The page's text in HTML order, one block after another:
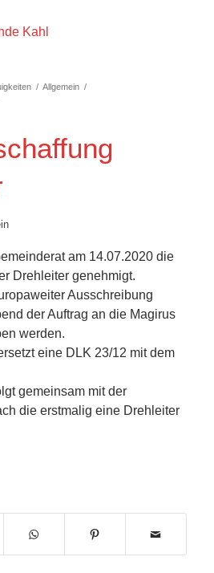
/ Allgemein /
am 14.07.2020 die
Drehleiter genehmigt.
Ausschreibung
der Auftrag an die Magirus
werden.
eine DLK 23/12 mit dem
gemeinsam mit der
die erstmalig eine Drehleiter